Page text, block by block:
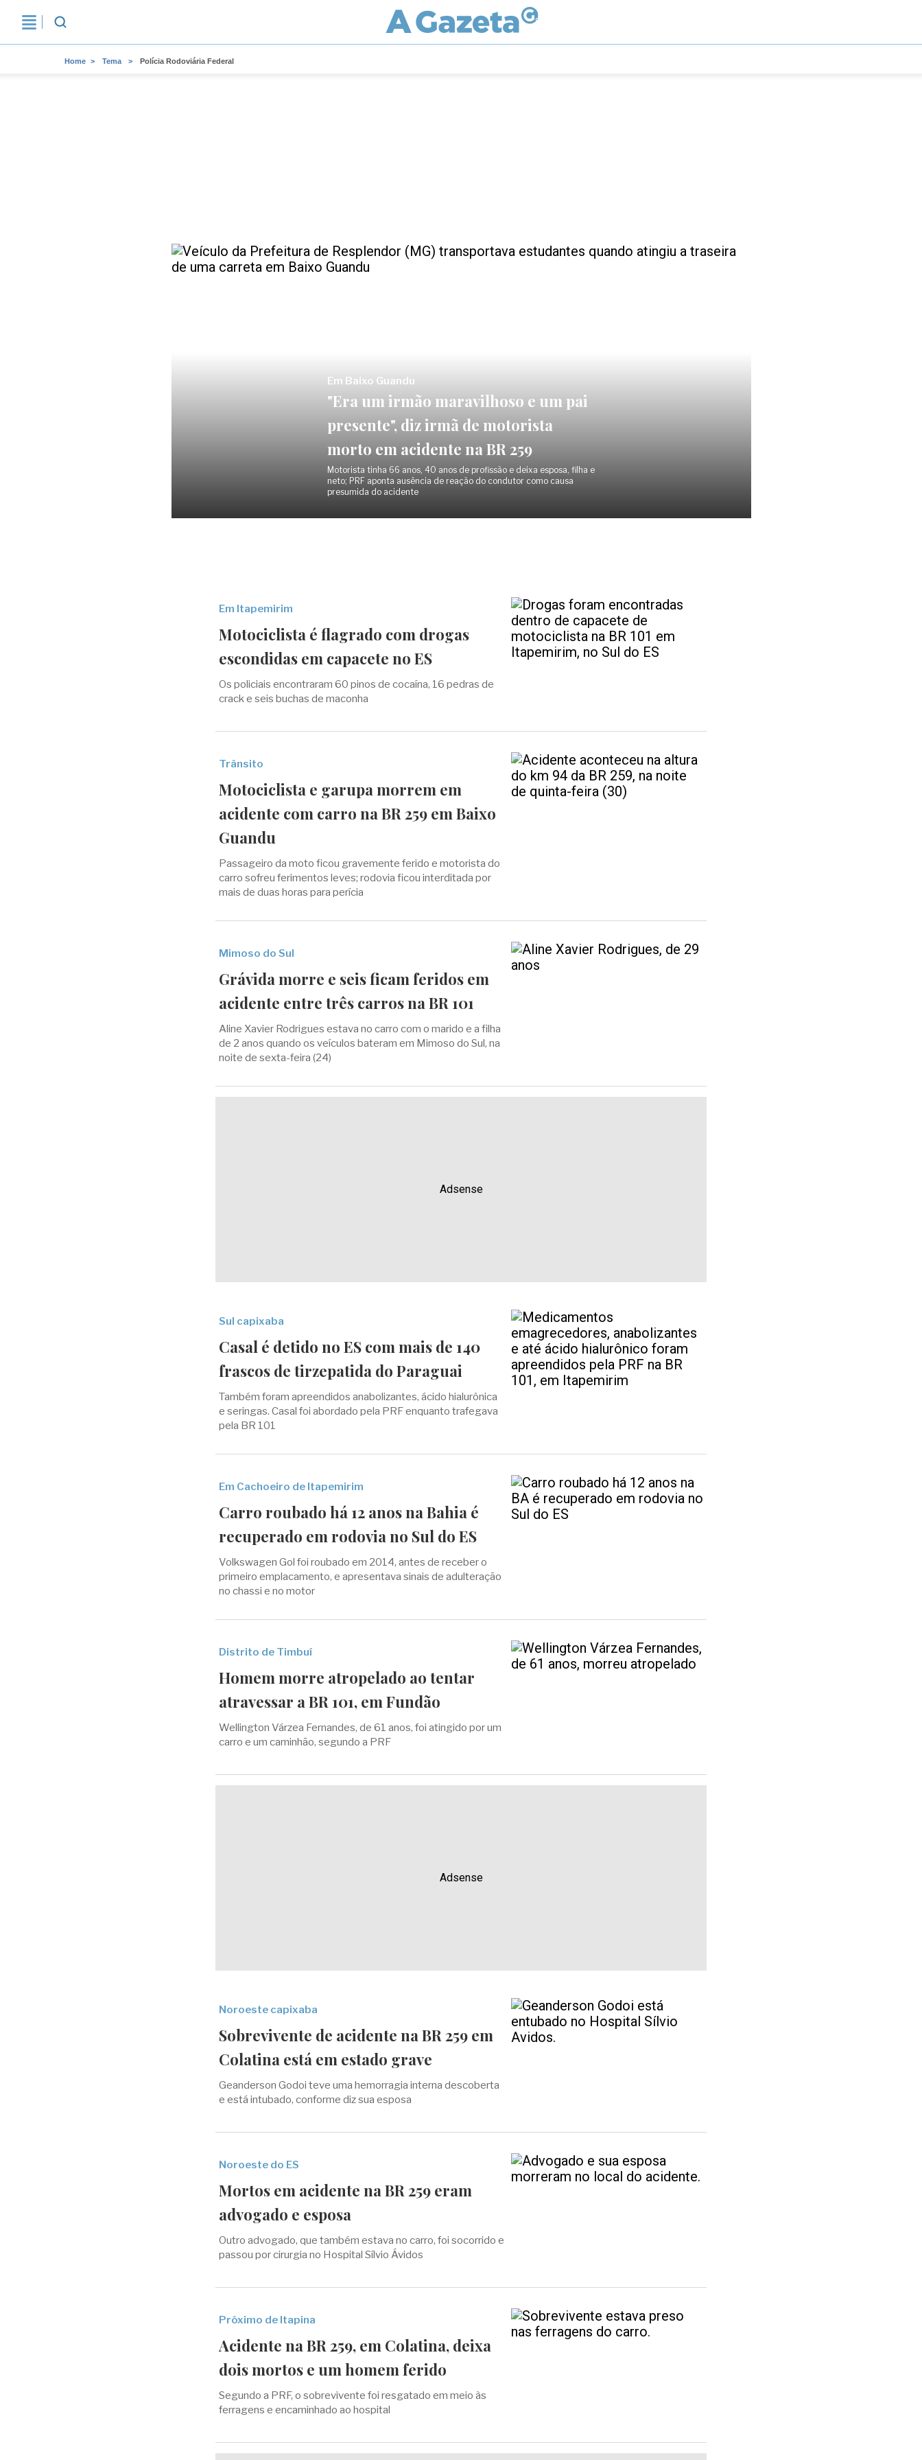
Home Tema Polícia Rodoviária Federal
Em Baixo Guandu
"Era um irmão maravilhoso e um pai
presente", diz irmã de motorista
morto em acidente na BR 259
Motorista tinha 66 anos, 40 anos de profissão e deixa esposa, filha e
neto; PRF aponta ausência de reação do condutor como causa
presumida do acidente
Em Itapemirim
Motociclista é flagrado com drogas
escondidas em capacete no ES
Os policiais encontraram 60 pinos de cocaína, 16 pedras de
crack e seis buchas de maconha
Trânsito
Motociclista e garupa morrem em
acidente com carro na BR 259 em Baixo
Guandu
Passageiro da moto ficou gravemente ferido e motorista do
carro sofreu ferimentos leves; rodovia ficou interditada por
mais de duas horas para perícia
Mimoso do Sul
Grávida morre e seis ficam feridos em
acidente entre três carros na BR 101
Aline Xavier Rodrigues estava no carro com o marido e a filha
de 2 anos quando os veículos bateram em Mimoso do Sul, na
noite de sexta-feira (24)
Adsense
Sul capixaba
Casal é detido no ES com mais de 140
frascos de tirzepatida do Paraguai
Também foram apreendidos anabolizantes, ácido hialurônica
e seringas. Casal foi abordado pela PRF enquanto trafegava
pela BR 101
Em Cachoeiro de Itapemirim
Carro roubado há 12 anos na Bahia é
recuperado em rodovia no Sul do ES
Volkswagen Gol foi roubado em 2014, antes de receber o
primeiro emplacamento, e apresentava sinais de adulteração
no chassi e no motor
Distrito de Timbuí
Homem morre atropelado ao tentar
atravessar a BR 101, em Fundão
Wellington Várzea Fernandes, de 61 anos, foi atingido por um
carro e um caminhão, segundo a PRF
Adsense
Noroeste capixaba
Sobrevivente de acidente na BR 259 em
Colatina está em estado grave
Geanderson Godoi teve uma hemorragia interna descoberta
e está intubado, conforme diz sua esposa
Noroeste do ES
Mortos em acidente na BR 259 eram
advogado e esposa
Outro advogado, que também estava no carro, foi socorrido e
passou por cirurgia no Hospital Sílvio Ávidos
Próximo de Itapina
Acidente na BR 259, em Colatina, deixa
dois mortos e um homem ferido
Segundo a PRF, o sobrevivente foi resgatado em meio às
ferragens e encaminhado ao hospital